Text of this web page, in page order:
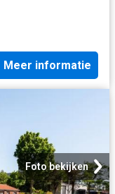
Meer informatie
Foto bekijken